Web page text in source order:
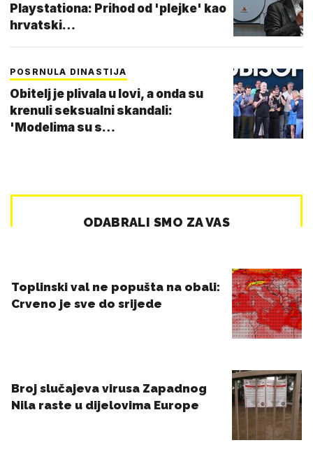
Playstationa: Prihod od 'plejke' kao
hrvatski…
POSRNULA DINASTIJA
Obitelj je plivala u lovi, a onda su
krenuli seksualni skandali:
'Modelima su s…